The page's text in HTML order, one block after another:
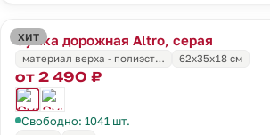
ХИТ
Сумка дорожная Altro, серая
материал верха - полиэст…
62x35x18 см
от 2 490 ₽
Свободно: 1041 шт.